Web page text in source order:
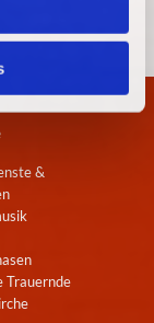
&
Trauernde